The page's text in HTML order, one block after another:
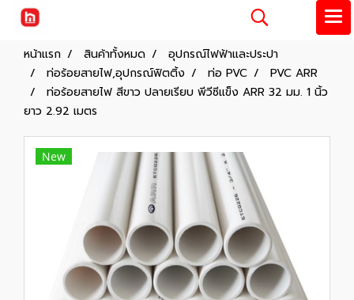
หน้าแรก สินค้าทั้งหมด
อุปกรณ์ไฟฟ้าและประปา
ท่อร้อยสายไฟ,อุปกรณ์ฟิตติ้ง
ท่อ PVC
PVC ARR
ท่อร้อยสายไฟ สีขาว ปลายเรียบ พีวีซีแข็ง ARR 32 มม. 1 นิ้ว
ยาว 2.92 เมตร
New